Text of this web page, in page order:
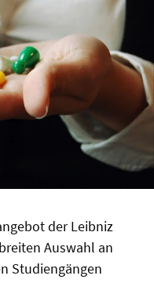
der Leibniz
Auswahl an
Studiengängen